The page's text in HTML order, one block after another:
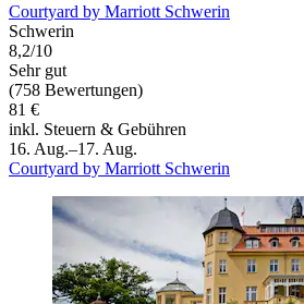
Courtyard by Marriott Schwerin
Schwerin
8,2/10
Sehr gut
(758 Bewertungen)
81 €
inkl. Steuern & Gebühren
16. Aug.–17. Aug.
Courtyard by Marriott Schwerin